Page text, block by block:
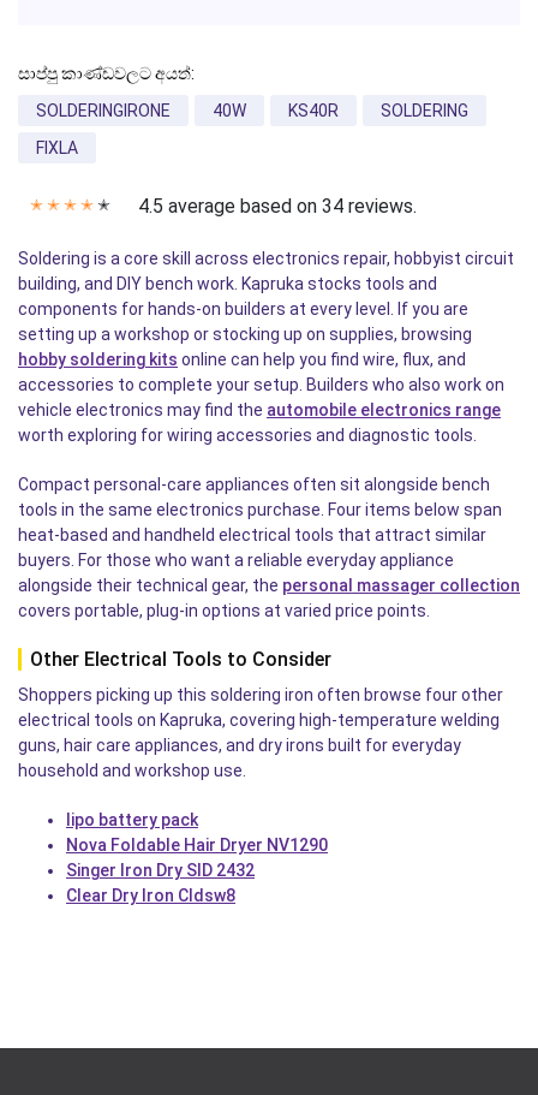
සාප්පු කාණ්ඩවලට අයත්:
SOLDERINGIRONE
40W KS40R
SOLDERING
FIXLA
✭ ✭ ✭ ✭ ✭ 4.5 average based on 34 reviews.
Soldering is a core skill across electronics repair, hobbyist circuit
building, and DIY bench work. Kapruka stocks tools and
components for hands-on builders at every level. If you are
setting up a workshop or stocking up on supplies, browsing
hobby soldering kits online can help you find wire, flux, and
accessories to complete your setup. Builders who also work on
vehicle electronics may find the automobile electronics range
worth exploring for wiring accessories and diagnostic tools.
Compact personal-care appliances often sit alongside bench
tools in the same electronics purchase. Four items below span
heat-based and handheld electrical tools that attract similar
buyers. For those who want a reliable everyday appliance
alongside their technical gear, the personal massager collection
covers portable, plug-in options at varied price points.
Other Electrical Tools to Consider
Shoppers picking up this soldering iron often browse four other
electrical tools on Kapruka, covering high-temperature welding
guns, hair care appliances, and dry irons built for everyday
household and workshop use.
lipo battery pack
Nova Foldable Hair Dryer NV1290
Singer Iron Dry SID 2432
Clear Dry Iron Cldsw8